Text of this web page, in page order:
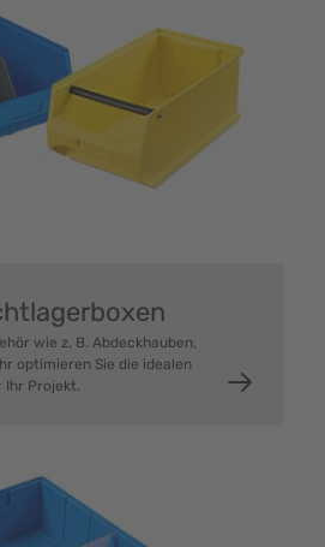
wie z. B. Abdeckhauben,
optimieren Sie die idealen
Ihr Projekt.